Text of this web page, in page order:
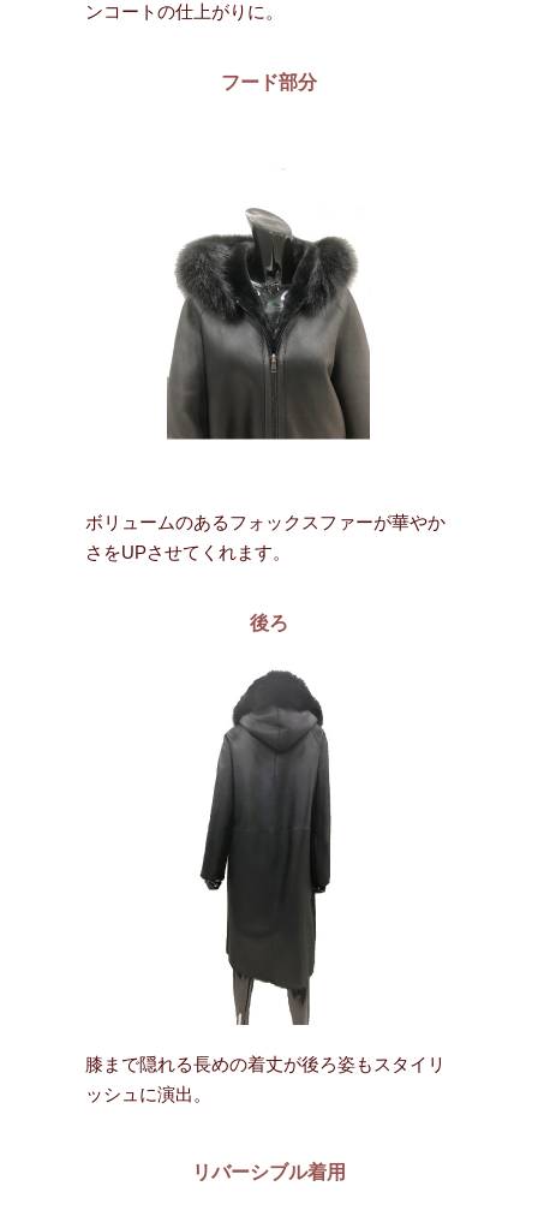
ンコートの仕上がりに。
フード部分
ボリュームのあるフォックスファーが華やか
さをUPさせてくれます。
後ろ
膝まで隠れる長めの着丈が後ろ姿もスタイリ
ッシュに演出。
リバーシブル着用